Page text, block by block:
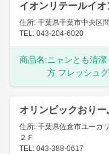
イオンリテールイ
住所: 千葉県千葉市中央区
TEL: 043-204-6020
商品名:ニャンとも清
方 フレッシュ
オリンピックおり
住所: 千葉県佐倉市ユーカ
２Ｆ
TEL: 043-388-0617